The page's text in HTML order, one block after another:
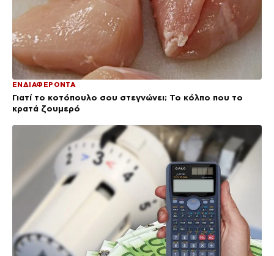
ΕΝΔΙΑΦΕΡΟΝΤΑ
Γιατί το κοτόπουλο σου στεγνώνει; Το κόλπο που το
κρατά ζουμερό